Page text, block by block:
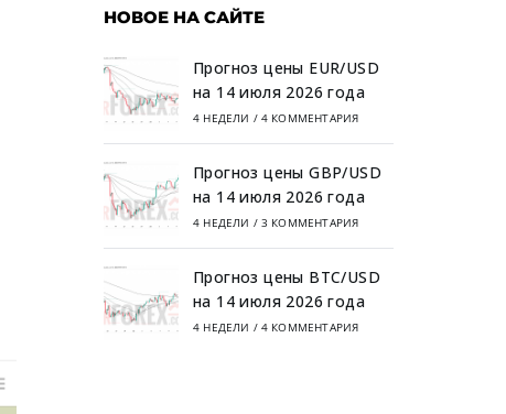
НОВОЕ НА САЙТЕ
Прогноз цены EUR/USD
на 14 июля 2026 года
4 НЕДЕЛИ / 4 КОММЕНТАРИЯ
Прогноз цены GBP/USD
на 14 июля 2026 года
4 НЕДЕЛИ / 3 КОММЕНТАРИЯ
Прогноз цены BTC/USD
на 14 июля 2026 года
4 НЕДЕЛИ / 4 КОММЕНТАРИЯ